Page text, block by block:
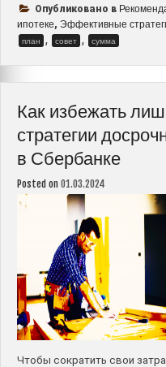
досрочного
погашения
ипотеки
советы
и
рекомендации
для
Опубликовано в
ипотеке, Эффективные
план , совет , сумма
Как избежать
стратегии
в Сбербанке
Posted on 01.03.2024
Чтобы сократить свои